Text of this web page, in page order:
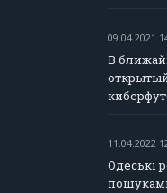
09.04.2021
В
11.04.2022
Одеські